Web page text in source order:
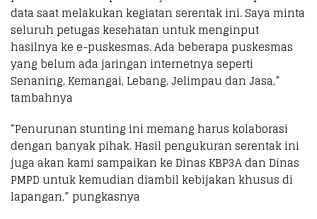
data saat melakukan kegiatan serentak ini. Saya minta
seluruh petugas kesehatan untuk menginput
hasilnya ke e-puskesmas. Ada beberapa puskesmas
yang belum ada jaringan internetnya seperti
Senaning, Kemangai, Lebang, Jelimpau dan Jasa,”
tambahnya
“Penurunan stunting ini memang harus kolaborasi
dengan banyak pihak. Hasil pengukuran serentak ini
juga akan kami sampaikan ke Dinas KBP3A dan Dinas
PMPD untuk kemudian diambil kebijakan khusus di
lapangan,” pungkasnya